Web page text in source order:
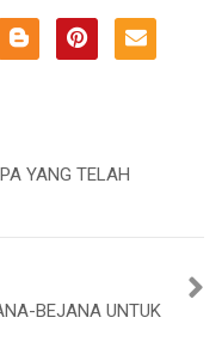
YANG TELAH
BEJANA UNTUK